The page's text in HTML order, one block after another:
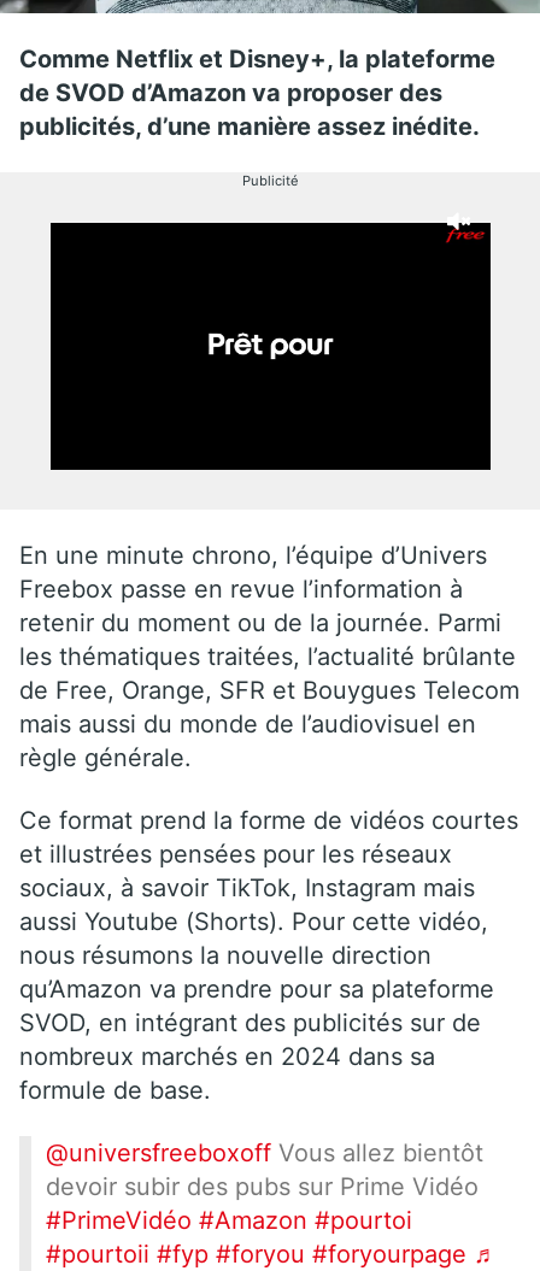
Comme Netflix et Disney+, la plateforme
de SVOD d’Amazon va proposer des
publicités, d’une manière assez inédite.
Publicité
En une minute chrono, l’équipe d’Univers
Freebox passe en revue l’information à
retenir du moment ou de la journée. Parmi
les thématiques traitées, l’actualité brûlante
de Free, Orange, SFR et Bouygues Telecom
mais aussi du monde de l’audiovisuel en
règle générale.
Ce format prend la forme de vidéos courtes
et illustrées pensées pour les réseaux
sociaux, à savoir TikTok, Instagram mais
aussi Youtube (Shorts). Pour cette vidéo,
nous résumons la nouvelle direction
qu’Amazon va prendre pour sa plateforme
SVOD, en intégrant des publicités sur de
nombreux marchés en 2024 dans sa
formule de base.
@universfreeboxoff Vous allez bientôt
devoir subir des pubs sur Prime Vidéo
#PrimeVidéo #Amazon #pourtoi
#pourtoii #fyp #foryou #foryourpage ♬